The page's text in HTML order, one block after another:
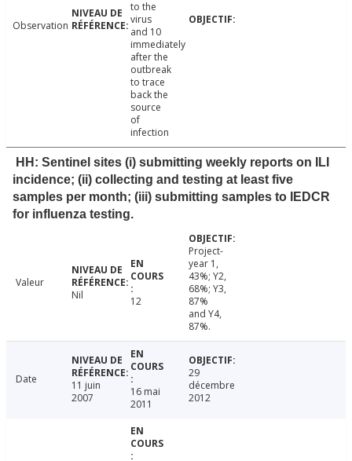
Observation
to the
virus
and 10
immediately
after the
outbreak
to trace
back the
source
of
infection
HH: Sentinel sites (i) submitting weekly reports on ILI
incidence; (ii) collecting and testing at least five
samples per month; (iii) submitting samples to IEDCR
for influenza testing.
Valeur
Nil
12
Project-
year 1,
43%; Y2,
68%; Y3,
87%
and Y4,
87%.
Date
11 juin
2007
16 mai
2011
29
décembre
2012